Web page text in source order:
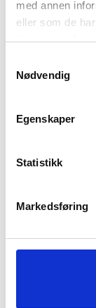
med annen
eller som de
tjenestene
Nødvendig
Egenskaper
Statistikk
Markedsføring
STK